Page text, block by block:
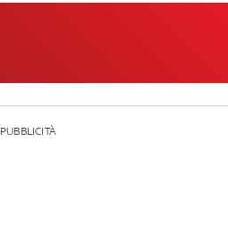
PUBBLICITÀ